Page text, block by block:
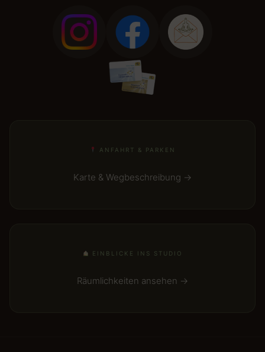
ANFAHRT & PARKEN
Karte & Wegbeschreibung →
EINBLICKE INS STUDIO
Räumlichkeiten ansehen →